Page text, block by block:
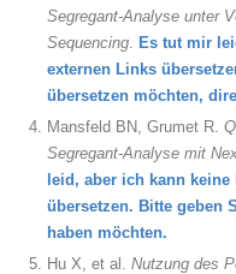
Segregant-Analyse unter
Sequencing. Es tut mir
externen Links
übersetzen möchten,
Mansfeld BN, Grumet R.
Segregant-Analyse mit
leid, aber ich kann
übersetzen. Bitte geben
haben möchten.
Hu X, et al. Nutzung des